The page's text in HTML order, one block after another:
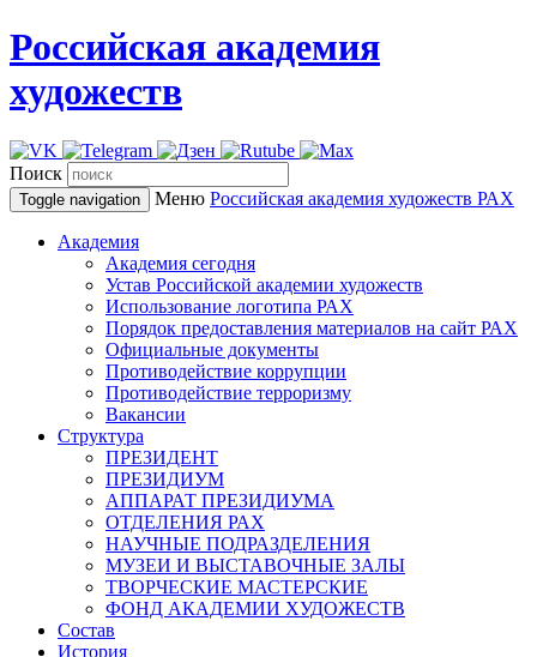
Российская академия
художеств
Поиск
Toggle navigation Меню Российская академия художеств РАХ
Академия
Академия сегодня
Устав Российской академии художеств
Использование логотипа РАХ
Порядок предоставления материалов на сайт РАХ
Официальные документы
Противодействие коррупции
Противодействие терроризму
Вакансии
Структура
ПРЕЗИДЕНТ
ПРЕЗИДИУМ
АППАРАТ ПРЕЗИДИУМА
ОТДЕЛЕНИЯ РАХ
НАУЧНЫЕ ПОДРАЗДЕЛЕНИЯ
МУЗЕИ И ВЫСТАВОЧНЫЕ ЗАЛЫ
ТВОРЧЕСКИЕ МАСТЕРСКИЕ
ФОНД АКАДЕМИИ ХУДОЖЕСТВ
Состав
История